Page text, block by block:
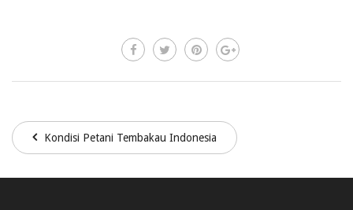
Kondisi Petani Tembakau Indonesia